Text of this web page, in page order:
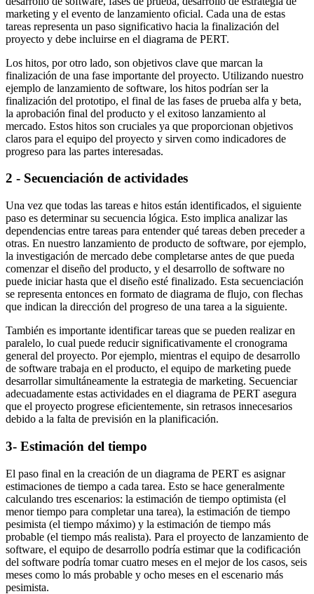
marketing y el evento de lanzamiento oficial. Cada una de estas
tareas representa un paso significativo hacia la finalización del
proyecto y debe incluirse en el diagrama de PERT.
Los hitos, por otro lado, son objetivos clave que marcan la
finalización de una fase importante del proyecto. Utilizando nuestro
ejemplo de lanzamiento de software, los hitos podrían ser la
finalización del prototipo, el final de las fases de prueba alfa y beta,
la aprobación final del producto y el exitoso lanzamiento al
mercado. Estos hitos son cruciales ya que proporcionan objetivos
claros para el equipo del proyecto y sirven como indicadores de
progreso para las partes interesadas.
2 - Secuenciación de actividades
Una vez que todas las tareas e hitos están identificados, el siguiente
paso es determinar su secuencia lógica. Esto implica analizar las
dependencias entre tareas para entender qué tareas deben preceder a
otras. En nuestro lanzamiento de producto de software, por ejemplo,
la investigación de mercado debe completarse antes de que pueda
comenzar el diseño del producto, y el desarrollo de software no
puede iniciar hasta que el diseño esté finalizado. Esta secuenciación
se representa entonces en formato de diagrama de flujo, con flechas
que indican la dirección del progreso de una tarea a la siguiente.
También es importante identificar tareas que se pueden realizar en
paralelo, lo cual puede reducir significativamente el cronograma
general del proyecto. Por ejemplo, mientras el equipo de desarrollo
de software trabaja en el producto, el equipo de marketing puede
desarrollar simultáneamente la estrategia de marketing. Secuenciar
adecuadamente estas actividades en el diagrama de PERT asegura
que el proyecto progrese eficientemente, sin retrasos innecesarios
debido a la falta de previsión en la planificación.
3- Estimación del tiempo
El paso final en la creación de un diagrama de PERT es asignar
estimaciones de tiempo a cada tarea. Esto se hace generalmente
calculando tres escenarios: la estimación de tiempo optimista (el
menor tiempo para completar una tarea), la estimación de tiempo
pesimista (el tiempo máximo) y la estimación de tiempo más
probable (el tiempo más realista). Para el proyecto de lanzamiento de
software, el equipo de desarrollo podría estimar que la codificación
del software podría tomar cuatro meses en el mejor de los casos, seis
meses como lo más probable y ocho meses en el escenario más
pesimista.